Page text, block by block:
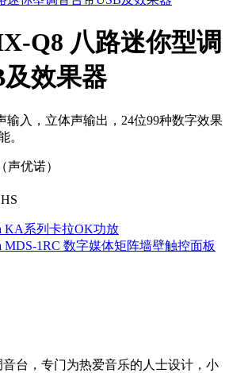
Q8 八路迷你型调
效果器
输入，立体声输出，24位99种数字效果
。
声优诺）
KA系列卡拉OK功放
MDS-1RC 数字媒体矩阵墙壁触控面板
台，专门为热爱音乐的人士设计，小